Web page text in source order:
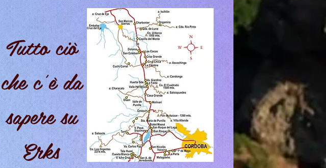
Tutto ciò
che c'è da
sapere su
Erks